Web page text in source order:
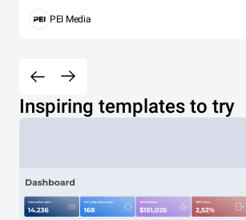
PEI Media
Inspiring templates to try